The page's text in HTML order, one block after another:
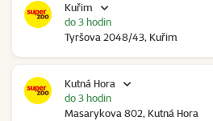
Kuřim
Tyršova 2048/43, Kuřim
do 3 hodin
Kutná Hora
Masarykova 802, Kutná Hora
do 3 hodin